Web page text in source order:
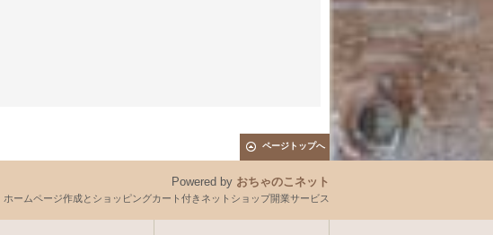
ページトップへ
Powered by おちゃのこネット
ホームページ作成とショッピングカート付きネットショップ開業サービス